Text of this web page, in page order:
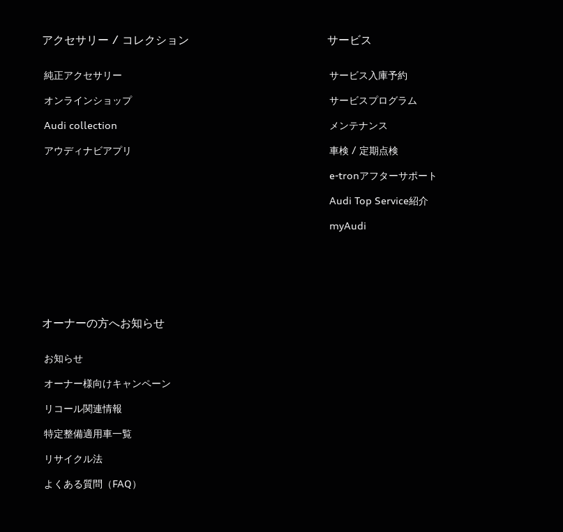
アクセサリー / コレクション
純正アクセサリー
オンラインショップ
Audi collection
アウディナビアプリ
サービス
サービス入庫予約
サービスプログラム
メンテナンス
車検 / 定期点検
e-tronアフターサポート
Audi Top Service紹介
myAudi
オーナーの方へお知らせ
お知らせ
オーナー様向けキャンペーン
リコール関連情報
特定整備適用車一覧
リサイクル法
よくある質問（FAQ）